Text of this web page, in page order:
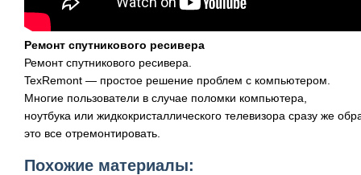
Ремонт спутникового ресивера
Ремонт спутникового ресивера.
TexRemont — простое решение проблем с компьютером.
Многие пользователи в случае поломки компьютера,
ноутбука или жидкокристаллического телевизора сразу же
это все отремонтировать.
Похожие материалы: